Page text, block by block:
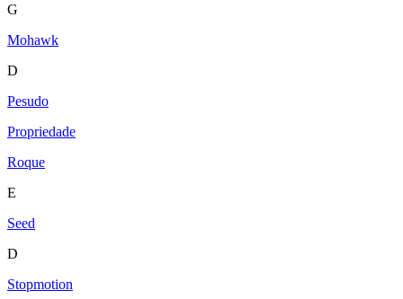
G
Mohawk
D
Pesudo
Propriedade
Roque
E
Seed
D
Stopmotion